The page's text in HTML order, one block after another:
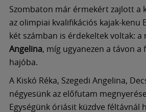
Szombaton már érmekért zajlott a
az olimpiai kvalifikációs kajak-
két számban is érdekeltek voltak:
Angelina, míg ugyanezen a távon
hajóba.
A Kiskó Réka, Szegedi Angelina,
négyesünk az előfutam
Egységünk óriásit küzdve féltávnál